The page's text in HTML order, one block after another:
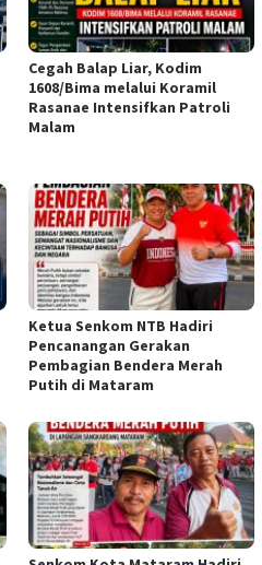
Cegah Balap Liar, Kodim
1608/Bima melalui Koramil
Rasanae Intensifkan Patroli
Malam
Ketua Senkom NTB Hadiri
Pencanangan Gerakan
Pembagian Bendera Merah
Putih di Mataram